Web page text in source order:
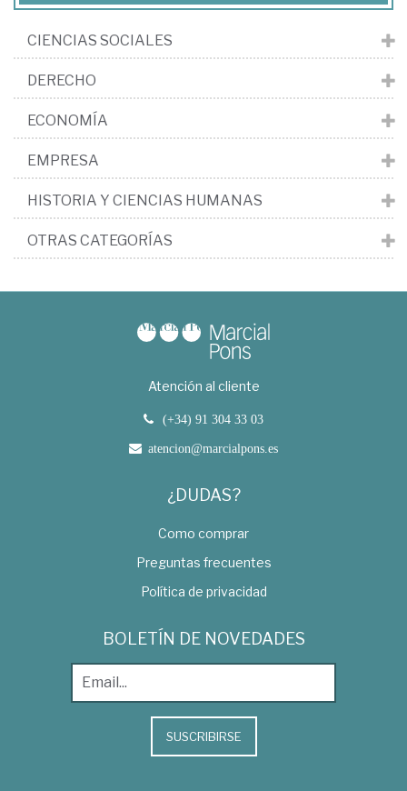
CIENCIAS SOCIALES
DERECHO
ECONOMÍA
EMPRESA
HISTORIA Y CIENCIAS HUMANAS
OTRAS CATEGORÍAS
Atención al cliente
(+34) 91 304 33 03
atencion@marcialpons.es
¿DUDAS?
Como comprar
Preguntas frecuentes
Política de privacidad
BOLETÍN DE NOVEDADES
SUSCRIBIRSE